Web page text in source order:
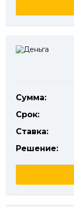
Сумма:
Срок:
Ставка:
Решение: